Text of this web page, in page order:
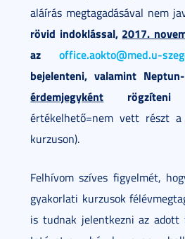
aláírás megtagadásával nem
rövid indoklással, 2017.
az office.aokto@med.u-
bejelenteni, valamint
érdemjegyként rögzíteni
értékelhető=nem vett részt a
kurzuson).
Felhívom szíves figyelmét,
gyakorlati kurzusok
is tudnak jelentkezni az adott